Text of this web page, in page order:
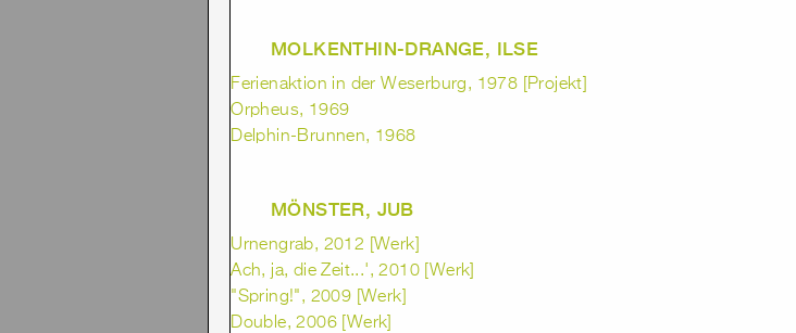
MOLKENTHIN-DRANGE, ILSE
Ferienaktion in der Weserburg, 1978 [Projekt]
Orpheus, 1969
Delphin-Brunnen, 1968
MÖNSTER, JUB
Urnengrab, 2012 [Werk]
Ach, ja, die Zeit...', 2010 [Werk]
"Spring!", 2009 [Werk]
Double, 2006 [Werk]